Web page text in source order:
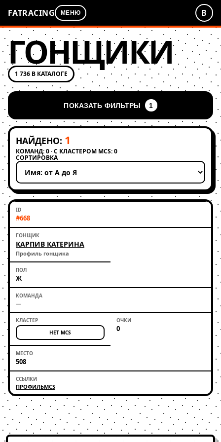
FATRACING МЕНЮ В
ГОНЩИКИ
1 736 В КАТАЛОГЕ
ПОКАЗАТЬ ФИЛЬТРЫ 1
НАЙДЕНО: 1
КОМАНД: 0 · С КЛАСТЕРОМ MCS: 0
СОРТИРОВКА
Применить сортировку
#668
КАРПИВ КАТЕРИНА
Профиль гонщика
Ж
—
НЕТ MCS 0
508
ПРОФИЛЬMCS